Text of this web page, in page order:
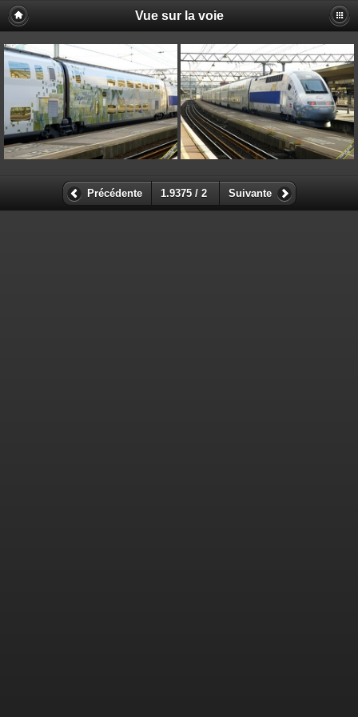
Vue sur la voie
Précédente 1.9375 / 2 Suivante